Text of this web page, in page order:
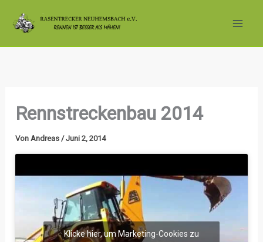
Inhalt
Rennstreckenbau 2014
Von Andreas /Juni 2, 2014
Klicke hier, um Marketing-Cookies zu